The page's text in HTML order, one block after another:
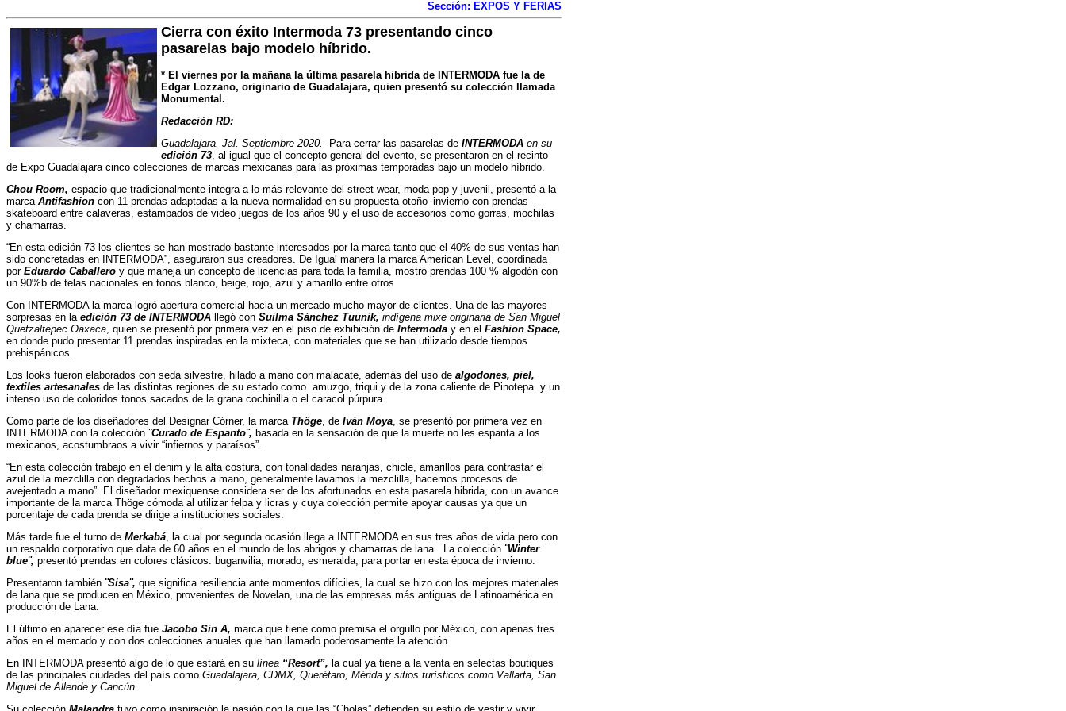
Sección: EXPOS Y FERIAS
Cierra con éxito Intermoda 73 presentando cinco
pasarelas bajo modelo híbrido.
* El viernes por la mañana la última pasarela hibrida de INTERMODA fue la de
Edgar Lozzano, originario de Guadalajara, quien presentó su colección llamada
Monumental.
Redacción RD:
Guadalajara, Jal. Septiembre 2020.- Para cerrar las pasarelas de INTERMODA en su
edición 73, al igual que el concepto general del evento, se presentaron en el recinto
de Expo Guadalajara cinco colecciones de marcas mexicanas para las próximas temporadas bajo un modelo híbrido.
Chou Room, espacio que tradicionalmente integra a lo más relevante del street wear, moda pop y juvenil, presentó a la
marca Antifashion con 11 prendas adaptadas a la nueva normalidad en su propuesta otoño–invierno con prendas
skateboard entre calaveras, estampados de video juegos de los años 90 y el uso de accesorios como gorras, mochilas
y chamarras.
“En esta edición 73 los clientes se han mostrado bastante interesados por la marca tanto que el 40% de sus ventas han
sido concretadas en INTERMODA”, aseguraron sus creadores. De Igual manera la marca American Level, coordinada
por Eduardo Caballero y que maneja un concepto de licencias para toda la familia, mostró prendas 100 % algodón con
un 90%b de telas nacionales en tonos blanco, beige, rojo, azul y amarillo entre otros
Con INTERMODA la marca logró apertura comercial hacia un mercado mucho mayor de clientes. Una de las mayores
sorpresas en la edición 73 de INTERMODA llegó con Suilma Sánchez Tuunik, indígena mixe originaria de San Miguel
Quetzaltepec Oaxaca, quien se presentó por primera vez en el piso de exhibición de Intermoda y en el Fashion Space,
en donde pudo presentar 11 prendas inspiradas en la mixteca, con materiales que se han utilizado desde tiempos
prehispánicos.
Los looks fueron elaborados con seda silvestre, hilado a mano con malacate, además del uso de algodones, piel,
textiles artesanales de las distintas regiones de su estado como amuzgo, triqui y de la zona caliente de Pinotepa y un
intenso uso de coloridos tonos sacados de la grana cochinilla o el caracol púrpura.
Como parte de los diseñadores del Designar Córner, la marca Thöge, de Iván Moya, se presentó por primera vez en
INTERMODA con la colección ¨Curado de Espanto¨, basada en la sensación de que la muerte no les espanta a los
mexicanos, acostumbraos a vivir “infiernos y paraísos”.
“En esta colección trabajo en el denim y la alta costura, con tonalidades naranjas, chicle, amarillos para contrastar el
azul de la mezclilla con degradados hechos a mano, generalmente lavamos la mezclilla, hacemos procesos de
avejentado a mano”. El diseñador mexiquense considera ser de los afortunados en esta pasarela hibrida, con un avance
importante de la marca Thöge cómoda al utilizar felpa y licras y cuya colección permite apoyar causas ya que un
porcentaje de cada prenda se dirige a instituciones sociales.
Más tarde fue el turno de Merkabá, la cual por segunda ocasión llega a INTERMODA en sus tres años de vida pero con
un respaldo corporativo que data de 60 años en el mundo de los abrigos y chamarras de lana. La colección ¨Winter
blue¨, presentó prendas en colores clásicos: buganvilia, morado, esmeralda, para portar en esta época de invierno.
Presentaron también ¨Sisa¨, que significa resiliencia ante momentos difíciles, la cual se hizo con los mejores materiales
de lana que se producen en México, provenientes de Novelan, una de las empresas más antiguas de Latinoamérica en
producción de Lana.
El último en aparecer ese día fue Jacobo Sin A, marca que tiene como premisa el orgullo por México, con apenas tres
años en el mercado y con dos colecciones anuales que han llamado poderosamente la atención.
En INTERMODA presentó algo de lo que estará en su línea “Resort”, la cual ya tiene a la venta en selectas boutiques
de las principales ciudades del país como Guadalajara, CDMX, Querétaro, Mérida y sitios turísticos como Vallarta, San
Miguel de Allende y Cancún.